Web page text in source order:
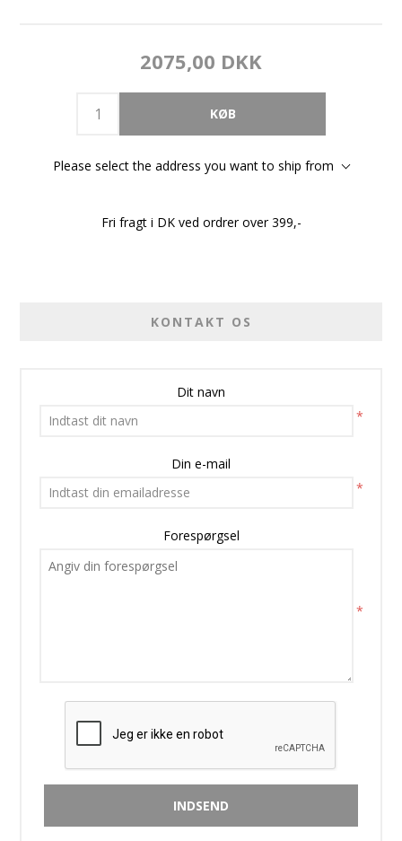
2075,00 DKK
Please select the address you want to ship from
Fri fragt i DK ved ordrer over 399,-
KONTAKT OS
Dit navn
*
Din e-mail
*
Forespørgsel
*